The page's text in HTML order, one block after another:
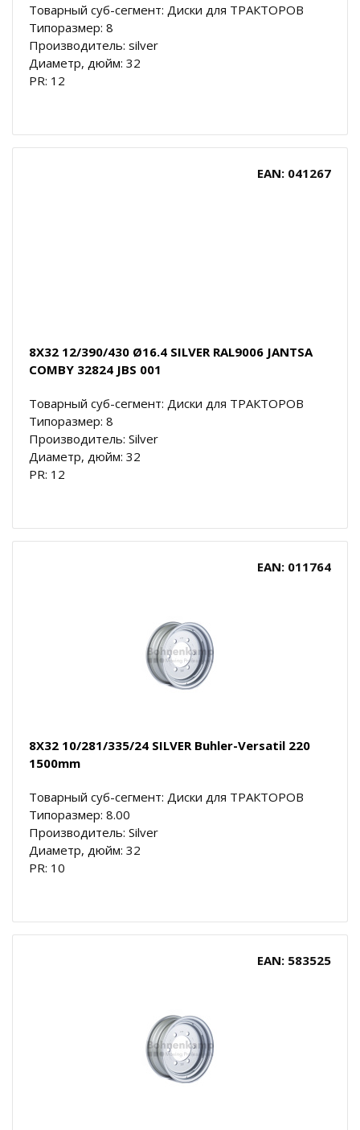
Товарный суб-сегмент: Диски для ТРАКТОРОВ
Типоразмер: 8
Производитель: silver
Диаметр, дюйм: 32
PR: 12
EAN: 041267
8X32 12/390/430 Ø16.4 SILVER RAL9006 JANTSA
COMBY 32824 JBS 001
Товарный суб-сегмент: Диски для ТРАКТОРОВ
Типоразмер: 8
Производитель: Silver
Диаметр, дюйм: 32
PR: 12
EAN: 011764
8X32 10/281/335/24 SILVER Buhler-Versatil 220
1500mm
Товарный суб-сегмент: Диски для ТРАКТОРОВ
Типоразмер: 8.00
Производитель: Silver
Диаметр, дюйм: 32
PR: 10
EAN: 583525